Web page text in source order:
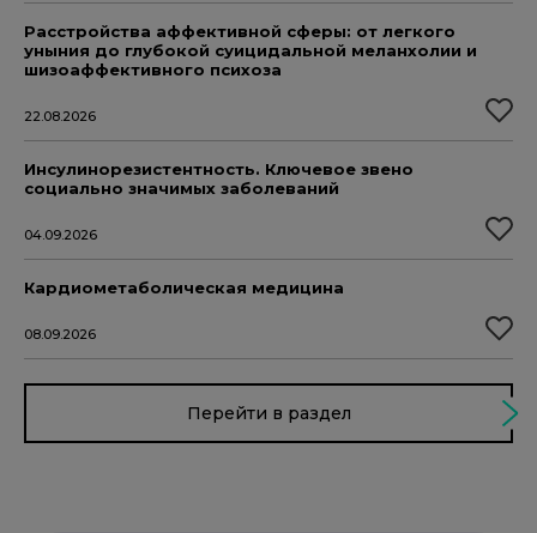
Расстройства аффективной сферы: от легкого
уныния до глубокой суицидальной меланхолии и
шизоаффективного психоза
22.08.2026
Инсулинорезистентность. Ключевое звено
социально значимых заболеваний
04.09.2026
Кардиометаболическая медицина
08.09.2026
Перейти в раздел